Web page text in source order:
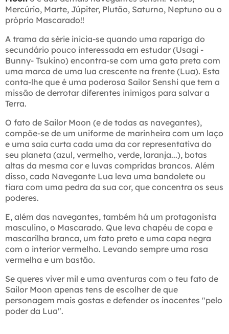
Mercúrio, Marte, Júpiter, Plutão, Saturno, Neptuno ou o
próprio Mascarado!!
A trama da série inicia-se quando uma rapariga do
secundário pouco interessada em estudar (Usagi -
Bunny- Tsukino) encontra-se com uma gata preta com
uma marca de uma lua crescente na frente (Lua). Esta
conta-lhe que é uma poderosa Sailor Senshi que tem a
missão de derrotar diferentes inimigos para salvar a
Terra.
O fato de Sailor Moon (e de todas as navegantes),
compõe-se de um uniforme de marinheira com um laço
e uma saia curta cada uma da cor representativa do
seu planeta (azul, vermelho, verde, laranja...), botas
altas da mesma cor e luvas compridas brancos. Além
disso, cada Navegante Lua leva uma bandolete ou
tiara com uma pedra da sua cor, que concentra os seus
poderes.
E, além das navegantes, também há um protagonista
masculino, o Mascarado. Que leva chapéu de copa e
mascarilha branca, um fato preto e uma capa negra
com o interior vermelho. Levando sempre uma rosa
vermelha e um bastão.
Se queres viver mil e uma aventuras com o teu fato de
Sailor Moon apenas tens de escolher de que
personagem mais gostas e defender os inocentes "pelo
poder da Lua".